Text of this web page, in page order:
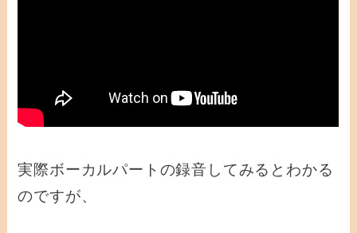
実際ボーカルパートの録音してみるとわかる
のですが、